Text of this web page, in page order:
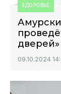
ЗДОРОВЬЕ
дверей»
09.10.2024